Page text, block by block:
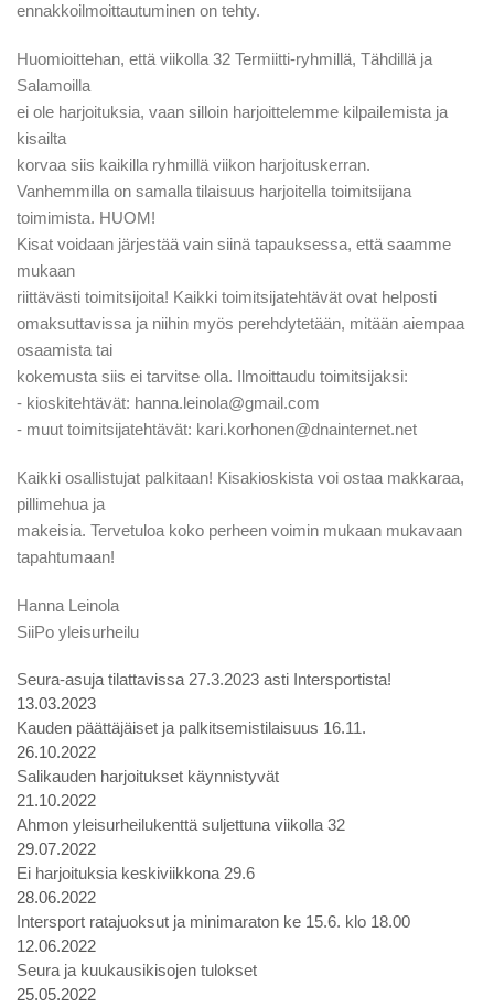
ennakkoilmoittautuminen on tehty.
Huomioittehan, että viikolla 32 Termiitti-ryhmillä, Tähdillä ja
Salamoilla
ei ole harjoituksia, vaan silloin harjoittelemme kilpailemista ja
kisailta
korvaa siis kaikilla ryhmillä viikon harjoituskerran.
Vanhemmilla on samalla tilaisuus harjoitella toimitsijana
toimimista. HUOM!
Kisat voidaan järjestää vain siinä tapauksessa, että saamme
mukaan
riittävästi toimitsijoita! Kaikki toimitsijatehtävät ovat helposti
omaksuttavissa ja niihin myös perehdytetään, mitään aiempaa
osaamista tai
kokemusta siis ei tarvitse olla. Ilmoittaudu toimitsijaksi:
- kioskitehtävät: hanna.leinola@gmail.com
- muut toimitsijatehtävät: kari.korhonen@dnainternet.net
Kaikki osallistujat palkitaan! Kisakioskista voi ostaa makkaraa,
pillimehua ja
makeisia. Tervetuloa koko perheen voimin mukaan mukavaan
tapahtumaan!
Hanna Leinola
SiiPo yleisurheilu
Seura-asuja tilattavissa 27.3.2023 asti Intersportista!
13.03.2023
Kauden päättäjäiset ja palkitsemistilaisuus 16.11.
26.10.2022
Salikauden harjoitukset käynnistyvät
21.10.2022
Ahmon yleisurheilukenttä suljettuna viikolla 32
29.07.2022
Ei harjoituksia keskiviikkona 29.6
28.06.2022
Intersport ratajuoksut ja minimaraton ke 15.6. klo 18.00
12.06.2022
Seura ja kuukausikisojen tulokset
25.05.2022